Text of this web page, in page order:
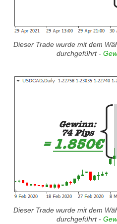
Dieser Trade wurde mit dem
durchgeführt -
Dieser Trade wurde mit dem
durchgeführt -